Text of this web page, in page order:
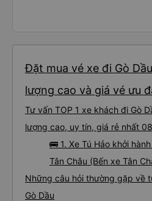
Đặt mua vé xe đi Gò
lượng cao và giá vé ưu
Tư vấn TOP 1 xe khách đi Gò
lượng cao, uy tín, giá rẻ nhất
🚌 1. Xe Tú Hảo khởi
Tân Châu (Bến xe Tân
Những câu hỏi thường gặp về
Gò Dầu